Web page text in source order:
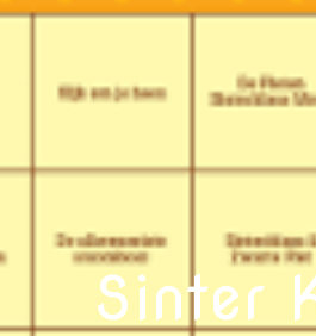
Sinter